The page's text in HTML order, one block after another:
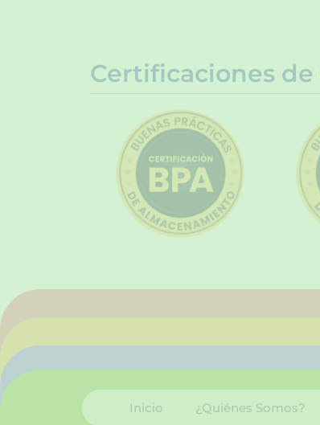
Certificaciones de
Inicio ¿Quiénes Somos?